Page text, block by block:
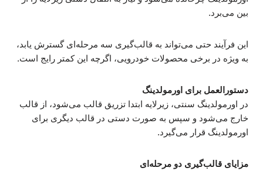
بین می‌برد.
این فرآیند حتی می‌تواند به قالب‌گیری سه مرحله‌ای گسترش یابد،
به ویژه در برخی محصولات خودرویی، اگرچه این کمتر رایج است.
دستورالعمل برای اورمولدینگ
در اورمولدینگ سنتی، زیرلایه ابتدا تزریق قالب می‌شود، از قالب
خارج می‌شود و سپس به صورت دستی در قالب دیگری برای
اورمولدینگ قرار می‌گیرد.
مزایای قالب‌گیری دو مرحله‌ای